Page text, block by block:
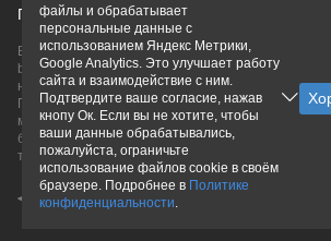
Правовая информацияДля рекламодателей
Вся информация о продуктах банков,
bankinform.ru, носит исключительно
не является публичной офертой, определяемой
ГК РФ. Информация не содержит точного и
может быть изменена. Конечные условия
банков или при личном обращении.
товарные знаки принадлежит их
файлы и обрабатывает
персональные данные с
использованием Яндекс Метрики,
Google Analytics. Это улучшает работу
сайта и взаимодействие с ним.
Подтвердите ваше согласие, нажав
кнопу Ок. Если вы не хотите, чтобы
ваши данные обрабатывались,
пожалуйста, ограничьте
использование файлов cookie в своём
браузере. Подробнее в Политике
конфиденциальности.